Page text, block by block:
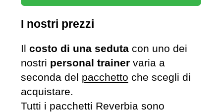
I nostri prezzi
Il costo di una sedutacon uno dei
nostri personal trainervaria a
seconda del pacchetto che scegli di
acquistare.
Tutti i pacchetti Reverbia sono